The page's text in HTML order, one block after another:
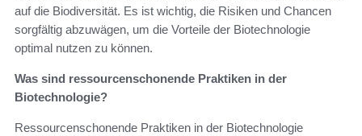
auf die Biodiversität. Es ist wichtig, die Risiken und Chancen
sorgfältig abzuwägen, um die Vorteile der Biotechnologie
optimal nutzen zu können.
Was sind ressourcenschonende Praktiken in der
Biotechnologie?
Ressourcenschonende Praktiken in der Biotechnologie